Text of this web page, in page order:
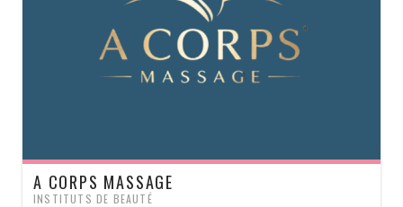
A CORPS MASSAGE
INSTITUTS DE BEAUTÉ